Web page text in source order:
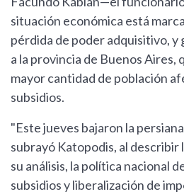
situación económica está
pérdida de poder adquisitivo, y
a la provincia de Buenos Aires,
mayor cantidad de población
subsidios.
"Este jueves bajaron la
subrayó Katopodis, al describir
su análisis, la política nacional
subsidios y liberalización de